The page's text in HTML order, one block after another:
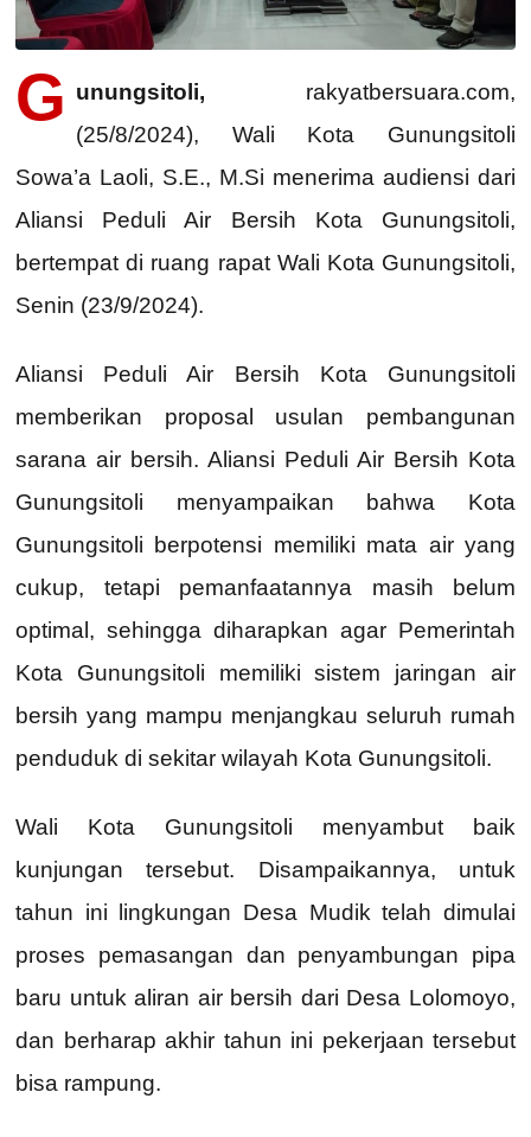
G unungsitoli, rakyatbersuara.com,
(25/8/2024), Wali Kota Gunungsitoli
Sowa’a Laoli, S.E., M.Si menerima audiensi dari
Aliansi Peduli Air Bersih Kota Gunungsitoli,
bertempat di ruang rapat Wali Kota Gunungsitoli,
Senin (23/9/2024).
Aliansi Peduli Air Bersih Kota Gunungsitoli
memberikan proposal usulan pembangunan
sarana air bersih. Aliansi Peduli Air Bersih Kota
Gunungsitoli menyampaikan bahwa Kota
Gunungsitoli berpotensi memiliki mata air yang
cukup, tetapi pemanfaatannya masih belum
optimal, sehingga diharapkan agar Pemerintah
Kota Gunungsitoli memiliki sistem jaringan air
bersih yang mampu menjangkau seluruh rumah
penduduk di sekitar wilayah Kota Gunungsitoli.
Wali Kota Gunungsitoli menyambut baik
kunjungan tersebut. Disampaikannya, untuk
tahun ini lingkungan Desa Mudik telah dimulai
proses pemasangan dan penyambungan pipa
baru untuk aliran air bersih dari Desa Lolomoyo,
dan berharap akhir tahun ini pekerjaan tersebut
bisa rampung.